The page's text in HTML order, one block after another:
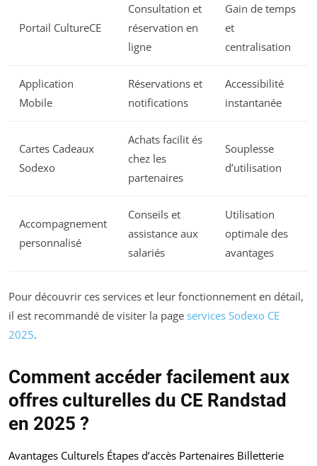
Portail CultureCE
Consultation et
réservation en
ligne
Gain de temps
et
centralisation
Application
Mobile
Réservations et
notifications
Accessibilité
instantanée
Cartes Cadeaux
Sodexo
Achats facilit és
chez les
partenaires
Souplesse
d’utilisation
Accompagnement
personnalisé
Conseils et
assistance aux
salariés
Utilisation
optimale des
avantages
Pour découvrir ces services et leur fonctionnement en détail,
il est recommandé de visiter la page services Sodexo CE
2025.
Comment accéder facilement aux
offres culturelles du CE Randstad
en 2025 ?
Avantages Culturels Étapes d’accès Partenaires Billetterie